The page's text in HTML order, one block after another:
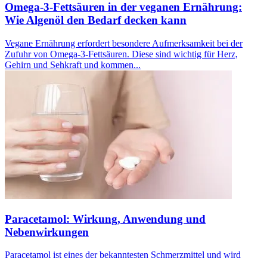
Omega-3-Fettsäuren in der veganen Ernährung:
Wie Algenöl den Bedarf decken kann
Vegane Ernährung erfordert besondere Aufmerksamkeit bei der
Zufuhr von Omega-3-Fettsäuren. Diese sind wichtig für Herz,
Gehirn und Sehkraft und kommen...
Paracetamol: Wirkung, Anwendung und
Nebenwirkungen
Paracetamol ist eines der bekanntesten Schmerzmittel und wird